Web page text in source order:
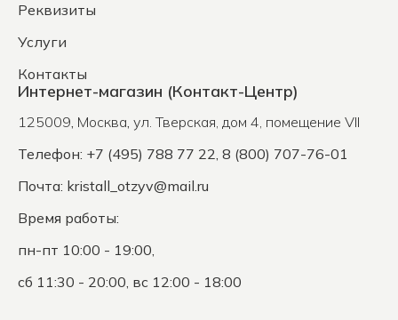
Реквизиты
Услуги
Контакты
Интернет-магазин (Контакт-Центр)
125009, Москва, ул. Тверская, дом 4, помещение VII
Телефон: +7 (495) 788 77 22, 8 (800) 707-76-01
Почта: kristall_otzyv@mail.ru
Время работы:
пн-пт 10:00 - 19:00,
сб 11:30 - 20:00, вс 12:00 - 18:00